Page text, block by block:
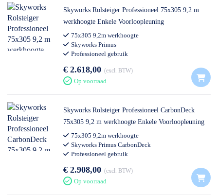
Skyworks Rolsteiger Professioneel 75x305 9,2 m
werkhoogte Enkele Voorloopleuning
75x305 9,2m werkhoogte
Skyworks Primus
Professioneel gebruik
€ 2.618,00 excl. BTW
Op voorraad
Skyworks Rolsteiger Professioneel CarbonDeck
75x305 9,2 m werkhoogte Enkele Voorloopleuning
75x305 9,2m werkhoogte
Skyworks Primus CarbonDeck
Professioneel gebruik
€ 2.908,00 excl. BTW
Op voorraad